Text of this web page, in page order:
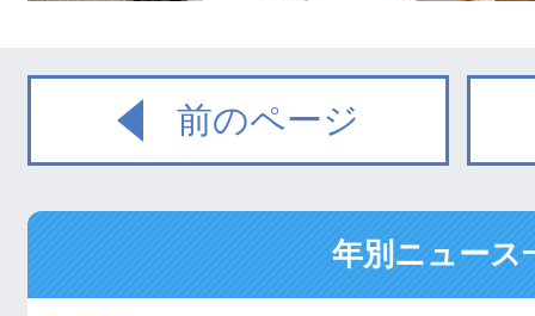
前のページ
年別ニュース